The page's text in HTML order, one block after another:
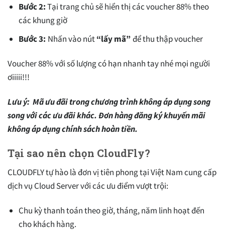
Bước 2:Tại trang chủ sẽ hiển thị các voucher 88% theo
các khung giờ
Bước 3: Nhấn vào nút“lấy mã”để thu thập voucher
Voucher 88% với số lượng có hạn nhanh tay nhé mọi người
ơiiiii!!!
Lưu ý: Mã ưu đãi trong chương trình không áp dụng song
song với các ưu đãi khác. Đơn hàng đăng ký khuyến mãi
không áp dụng chính sách hoàn tiền.
Tại sao nên chọn CloudFly?
CLOUDFLY tự hào là đơn vị tiên phong tại Việt Nam cung cấp
dịch vụ Cloud Server với các ưu điểm vượt trội:
Chu kỳ thanh toán theo giờ, tháng, năm linh hoạt đến
cho khách hàng.